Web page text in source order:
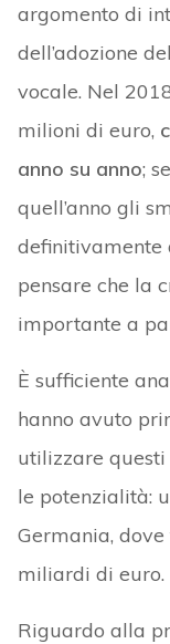
argomento di
dell’adozione
vocale. Nel
milioni di euro,
anno su anno;
quell’anno gli
definitivamente
pensare che la
importante a
È sufficiente
hanno avuto
utilizzare
le potenzialità:
Germania,
miliardi di euro.
Riguardo alla